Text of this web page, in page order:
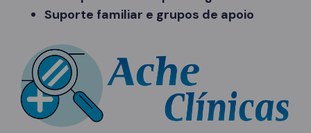
Suporte familiar e grupos de apoio